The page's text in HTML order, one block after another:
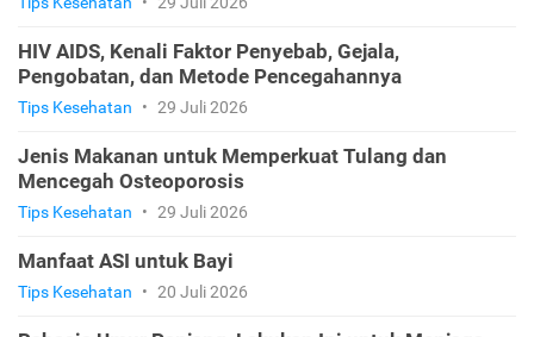
HIV AIDS, Kenali Faktor Penyebab, Gejala,
Pengobatan, dan Metode Pencegahannya
Tips Kesehatan • 29 Juli 2026
Jenis Makanan untuk Memperkuat Tulang dan
Mencegah Osteoporosis
Tips Kesehatan • 29 Juli 2026
Manfaat ASI untuk Bayi
Tips Kesehatan • 20 Juli 2026